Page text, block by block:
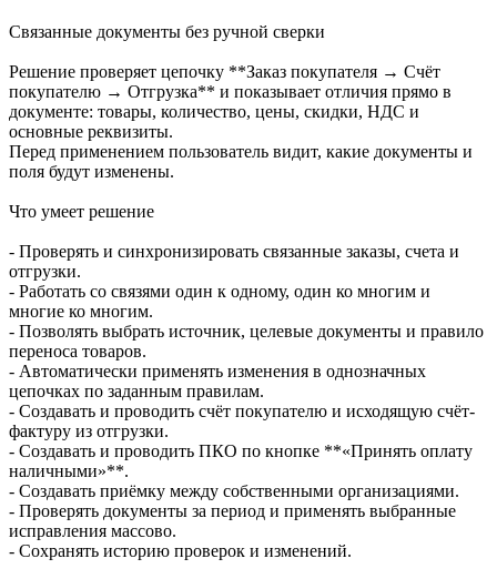
Связанные документы без ручной сверки
Решение проверяет цепочку **Заказ покупателя → Счёт
покупателю → Отгрузка** и показывает отличия прямо в
документе: товары, количество, цены, скидки, НДС и
основные реквизиты.
Перед применением пользователь видит, какие документы и
поля будут изменены.
Что умеет решение
- Проверять и синхронизировать связанные заказы, счета и
отгрузки.
- Работать со связями один к одному, один ко многим и
многие ко многим.
- Позволять выбрать источник, целевые документы и правило
переноса товаров.
- Автоматически применять изменения в однозначных
цепочках по заданным правилам.
- Создавать и проводить счёт покупателю и исходящую счёт-
фактуру из отгрузки.
- Создавать и проводить ПКО по кнопке **«Принять оплату
наличными»**.
- Создавать приёмку между собственными организациями.
- Проверять документы за период и применять выбранные
исправления массово.
- Сохранять историю проверок и изменений.